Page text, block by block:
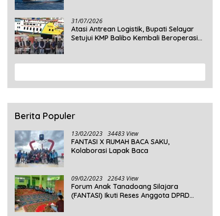
31/07/2026
Atasi Antrean Logistik, Bupati Selayar
Setujui KMP Balibo Kembali Beroperasi
Berita Populer
13/02/2023 34483 View
FANTASI X RUMAH BACA SAKU,
Kolaborasi Lapak Baca
09/02/2023 22643 View
Forum Anak Tanadoang Silajara
(FANTASI) Ikuti Reses Anggota DPRD